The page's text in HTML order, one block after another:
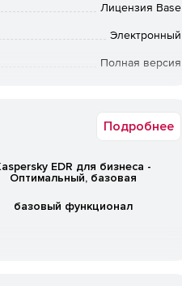
Лицензия Base
Электронный
Полная версия
Подробнее
EDR для бизнеса -
Оптимальный, базовая
базовый функционал